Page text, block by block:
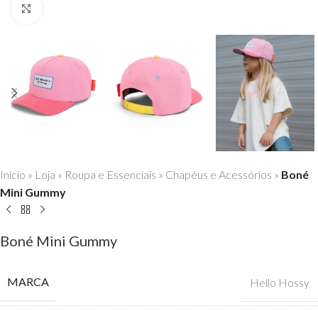
Início » Loja » Roupa e Essenciais » Chapéus e Acessórios » Boné
Mini Gummy
Boné Mini Gummy
MARCA Hello Hossy